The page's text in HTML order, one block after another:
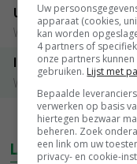
Uitbetaalprijs Van
Vleesvarkens
ISN prijs Frankrijk
Vleesvarkens
LAATSTE NIEUWS
Uw
apparaat (cookies,
kan worden
4 partners of
onze partners
gebruiken. Lijst met
Bepaalde
verwerken op basis
hiertegen bezwaar
beheren. Zoek
een link om uw
privacy- en cookie-